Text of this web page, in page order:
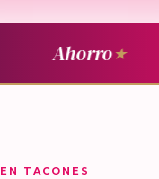
Ahorro★
TACONES